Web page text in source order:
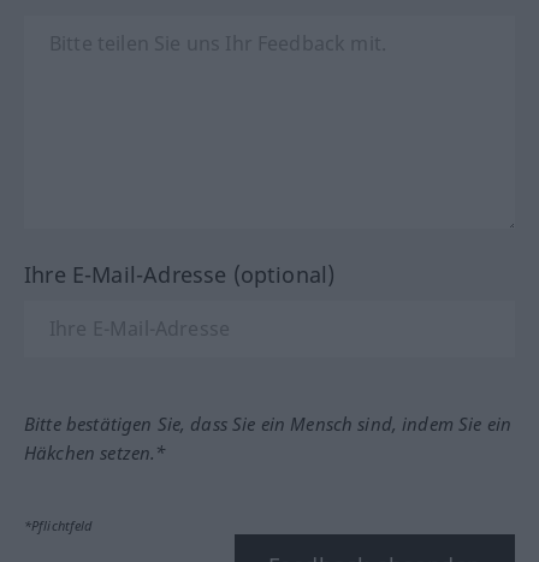
Ihre E-Mail-Adresse (optional)
Bitte bestätigen Sie, dass Sie ein Mensch sind, indem Sie ein
Häkchen setzen.*
*Pflichtfeld